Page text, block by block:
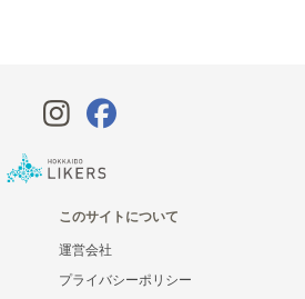
このサイトについて
運営会社
プライバシーポリシー